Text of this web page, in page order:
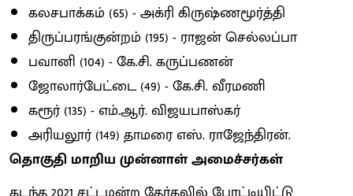
கலசபாக்கம் (65) - அக்ரி கிருஷ்ணமூர்த்தி
திருப்பரங்குன்றம் (195) - ராஜன் செல்லப்பா
பவானி (104) - கே.சி. கருப்பணன்
ஜோலார்பேட்டை (49) - கே.சி. வீரமணி
கரூர் (135) - எம்.ஆர். விஜயபாஸ்கர்
அரியலூர் (149) தாமரை எஸ். ராஜேந்திரன்.
தொகுதி மாறிய முன்னாள் அமைச்சர்கள்